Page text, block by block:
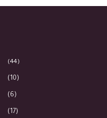
(44)
(10)
(6)
(17)